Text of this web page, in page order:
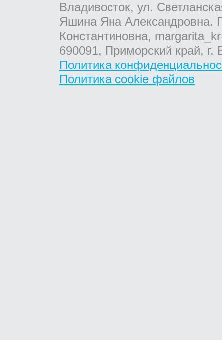
Владивосток, ул.
Яшина Яна Александровна.
Константиновна,
690091, Приморский край,
Политика
Политика cookie файлов